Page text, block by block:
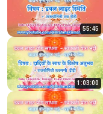
55:45
1:03:00